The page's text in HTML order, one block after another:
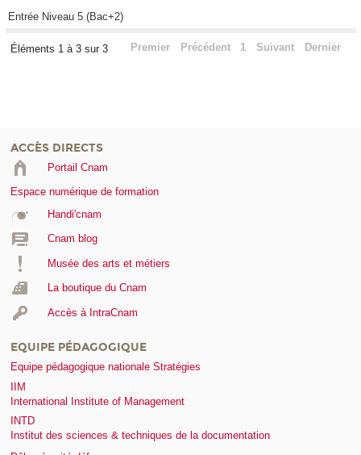
Entrée Niveau 5 (Bac+2)
Éléments 1 à 3 sur 3 Premier Précédent 1 Suivant Dernier
ACCÈS DIRECTS
Portail Cnam
Espace numérique de formation
Handi'cnam
Cnam blog
Musée des arts et métiers
La boutique du Cnam
Accès à IntraCnam
EQUIPE PÉDAGOGIQUE
Equipe pédagogique nationale Stratégies
IIM
International Institute of Management
INTD
Institut des sciences & techniques de la documentation